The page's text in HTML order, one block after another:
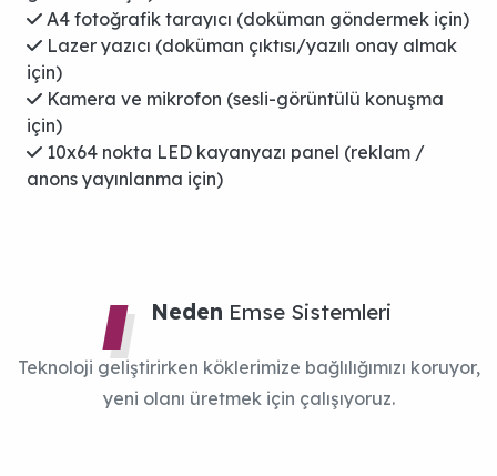
A4 fotoğrafik tarayıcı (doküman göndermek için)
Lazer yazıcı (doküman çıktısı/yazılı onay almak
için)
Kamera ve mikrofon (sesli-görüntülü konuşma
için)
10x64 nokta LED kayanyazı panel (reklam /
anons yayınlanma için)
Teknoloji geliştirirken köklerimize bağlılığımızı koruyor,
yeni olanı üretmek için çalışıyoruz.